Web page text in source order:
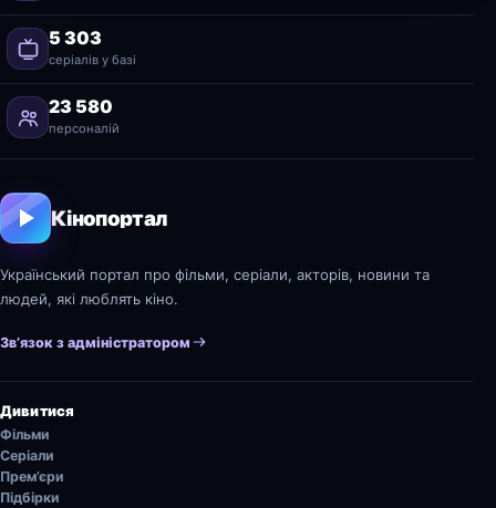
5 303
серіалів у базі
23 580
персоналій
Кінопортал
Український портал про фільми, серіали, акторів, новини та
людей, які люблять кіно.
Зв’язок з адміністратором
Дивитися
Фільми
Серіали
Прем’єри
Підбірки